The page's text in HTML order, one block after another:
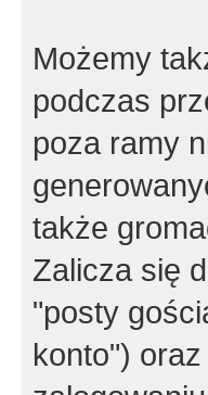
Możemy
podczas
poza ramy
także
Zalicza się
"posty
konto")